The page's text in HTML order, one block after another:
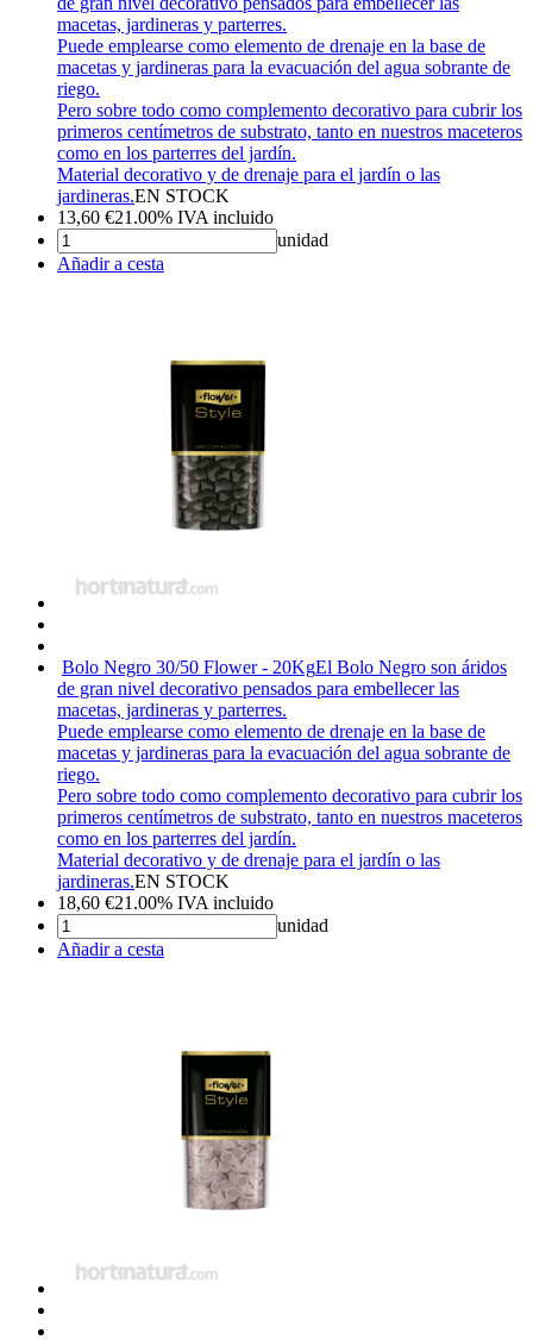
macetas, jardineras y parterres.
Puede emplearse como elemento de drenaje en la base de
macetas y jardineras para la evacuación del agua sobrante de
riego.
Pero sobre todo como complemento decorativo para cubrir los
primeros centímetros de substrato, tanto en nuestros maceteros
como en los parterres del jardín.
Material decorativo y de drenaje para el jardín o las
jardineras.EN STOCK
13,60 €21.00% IVA incluido
unidad
Añadir a cesta
Bolo Negro 30/50 Flower - 20KgEl Bolo Negro son áridos
de gran nivel decorativo pensados para embellecer las
macetas, jardineras y parterres.
Puede emplearse como elemento de drenaje en la base de
macetas y jardineras para la evacuación del agua sobrante de
riego.
Pero sobre todo como complemento decorativo para cubrir los
primeros centímetros de substrato, tanto en nuestros maceteros
como en los parterres del jardín.
Material decorativo y de drenaje para el jardín o las
jardineras.EN STOCK
18,60 €21.00% IVA incluido
unidad
Añadir a cesta